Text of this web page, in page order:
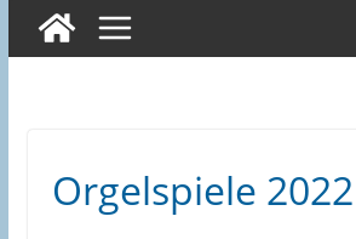
Orgelspiele 2022